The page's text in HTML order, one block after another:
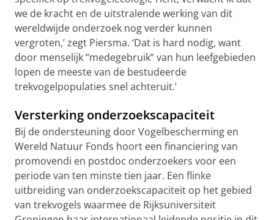
we de kracht en de uitstralende werking van dit
wereldwijde onderzoek nog verder kunnen
vergroten,’ zegt Piersma. ‘Dat is hard nodig, want
door menselijk “medegebruik” van hun leefgebieden
lopen de meeste van de bestudeerde
trekvogelpopulaties snel achteruit.’
Versterking onderzoekscapaciteit
Bij de ondersteuning door Vogelbescherming en
Wereld Natuur Fonds hoort een financiering van
promovendi en postdoc onderzoekers voor een
periode van ten minste tien jaar. Een flinke
uitbreiding van onderzoekscapaciteit op het gebied
van trekvogels waarmee de Rijksuniversiteit